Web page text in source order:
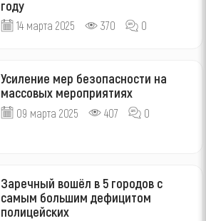
году
14 марта 2025 370 0
Усиление мер безопасности на
массовых мероприятиях
09 марта 2025 407 0
Заречный вошёл в 5 городов с
самым большим дефицитом
полицейских